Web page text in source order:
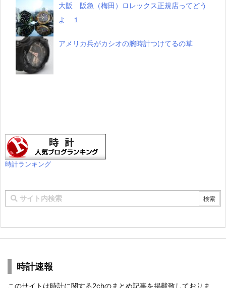
大阪 阪急（梅田）ロレックス正規店ってどう
よ １
アメリカ兵がカシオの腕時計つけてるの草
時計ランキング
時計速報
このサイトは時計に関する2chのまとめ記事を掲載致しておりま